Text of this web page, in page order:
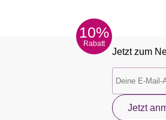
10%
Rabatt
Jetzt zum
Jetzt